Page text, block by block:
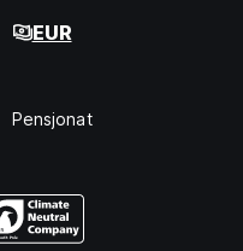
EUR
Pensjonat